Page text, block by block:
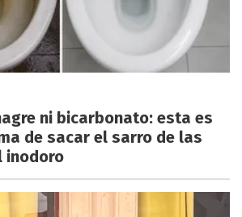
ni bicarbonato: esta es
de sacar el sarro de las
inodoro